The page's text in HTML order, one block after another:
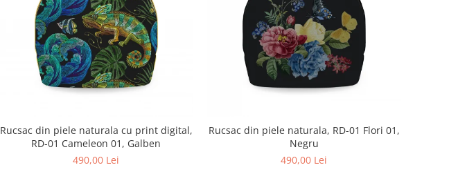
Rucsac din piele naturala cu print digital,
RD-01 Cameleon 01, Galben
490,00 Lei
Rucsac din piele naturala, RD-01 Flori 01,
Negru
490,00 Lei